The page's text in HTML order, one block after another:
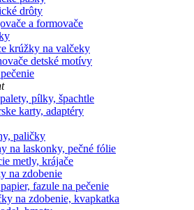
drôty
a formovače
krúžky na valčeky
detské motívy
pílky, špachtle
karty, adaptéry
paličky
na laskonky, pečné fólie
metly, krájače
na zdobenie
fazule na pečenie
na zdobenie, kvapkatka